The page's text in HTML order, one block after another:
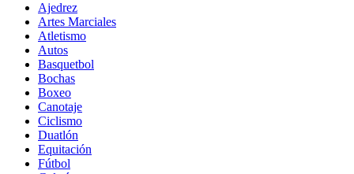
Ajedrez
Artes Marciales
Atletismo
Autos
Basquetbol
Bochas
Boxeo
Canotaje
Ciclismo
Duatlón
Equitación
Fútbol